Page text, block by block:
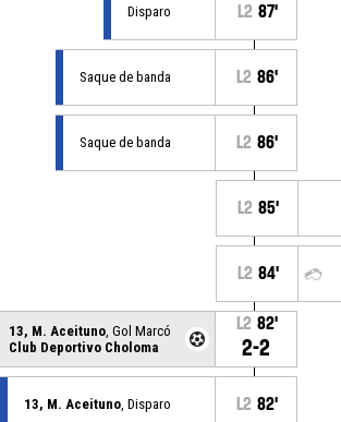
Disparo L2 87'
Saque de banda L2 86'
Saque de banda L2 86'
L2 85'
L2 84'
13, M. Aceituno , Gol Marcó
Club Deportivo Choloma
L2 82'
2-2
13, M. Aceituno , Disparo L2 82'